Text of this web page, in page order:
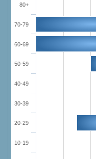
10-19
20-29
30-39
40-49
50-59
60-69
70-79
80+